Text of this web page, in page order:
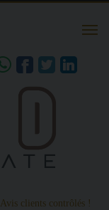
Avis clients contrôlés !